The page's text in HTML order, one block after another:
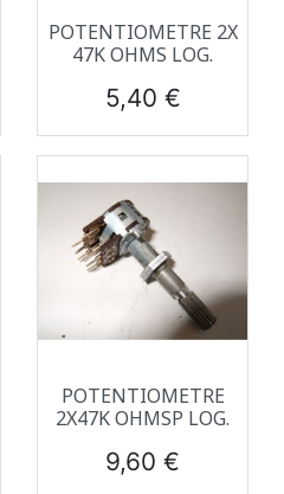
POTENTIOMETRE 2X
47K OHMS LOG.
Prix
5,40 €
POTENTIOMETRE
2X47K OHMSP LOG.
Prix
9,60 €